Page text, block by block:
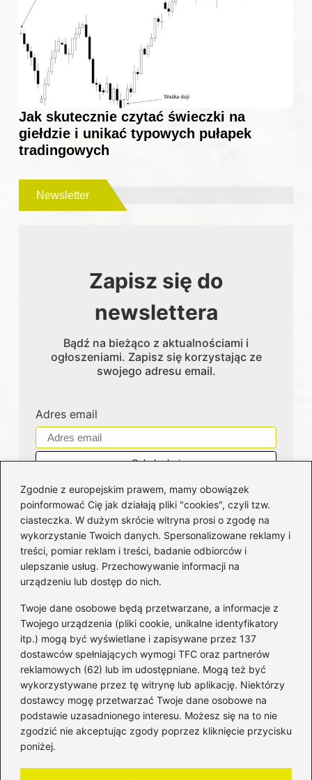
Zgodnie z europejskim prawem, mamy obowiązek
poinformować Cię jak działają pliki "cookies", czyli tzw.
ciasteczka. W dużym skrócie witryna prosi o zgodę na
wykorzystanie Twoich danych. Spersonalizowane reklamy i
treści, pomiar reklam i treści, badanie odbiorców i
ulepszanie usług. Przechowywanie informacji na
urządzeniu lub dostęp do nich.
Twoje dane osobowe będą przetwarzane, a informacje z
Twojego urządzenia (pliki cookie, unikalne identyfikatory
itp.) mogą być wyświetlane i zapisywane przez 137
dostawców spełniających wymogi TFC oraz partnerów
reklamowych (62) lub im udostępniane. Mogą też być
wykorzystywane przez tę witrynę lub aplikację. Niektórzy
dostawcy mogę przetwarzać Twoje dane osobowe na
podstawie uzasadnionego interesu. Możesz się na to nie
zgodzić nie akceptując zgody poprzez kliknięcie przycisku
poniżej.
Jak skutecznie czytać świeczki na
giełdzie i unikać typowych pułapek
tradingowych
Newsletter
Zapisz się do
newslettera
Bądź na bieżąco z aktualnościami i
ogłoszeniami. Zapisz się korzystając ze
swojego adresu email.
Adres email
Kategorie
Bankowość (181)
Fundusze
(36)
Giełda(28)
Inwestycje(49)
Rentowność(32)
Rozliczenia(196)
Świadczenia socjalne(59)
Waluty(21)
Windykacja(49)